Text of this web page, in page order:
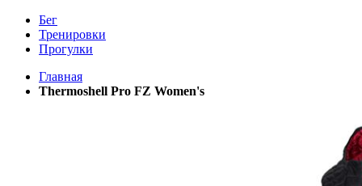
Бег
Тренировки
Прогулки
Главная
Thermoshell Pro FZ Women's